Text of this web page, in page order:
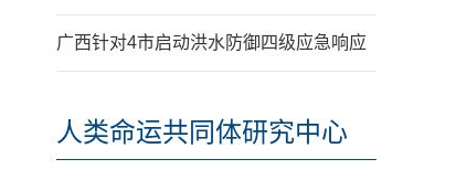
广西针对4市启动洪水防御四级应急响应
人类命运共同体研究中心